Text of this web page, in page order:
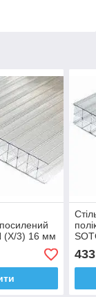
(X/3) 16 мм
(м2)
433